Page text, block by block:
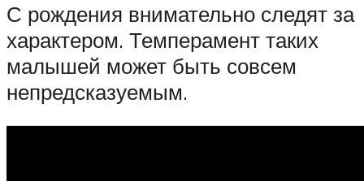
С рождения внимательно следят за
характером. Темперамент таких
малышей может быть совсем
непредсказуемым.